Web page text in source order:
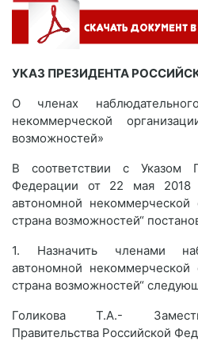
УКАЗ ПРЕЗИДЕНТА
О членах
некоммерческой
возможностей»
В соответствии с Указом
Федерации от 22 мая
автономной
страна возможностей“
1. Назначить членами
автономной
страна возможностей“
Голикова Т.А.-
Правительства Российской